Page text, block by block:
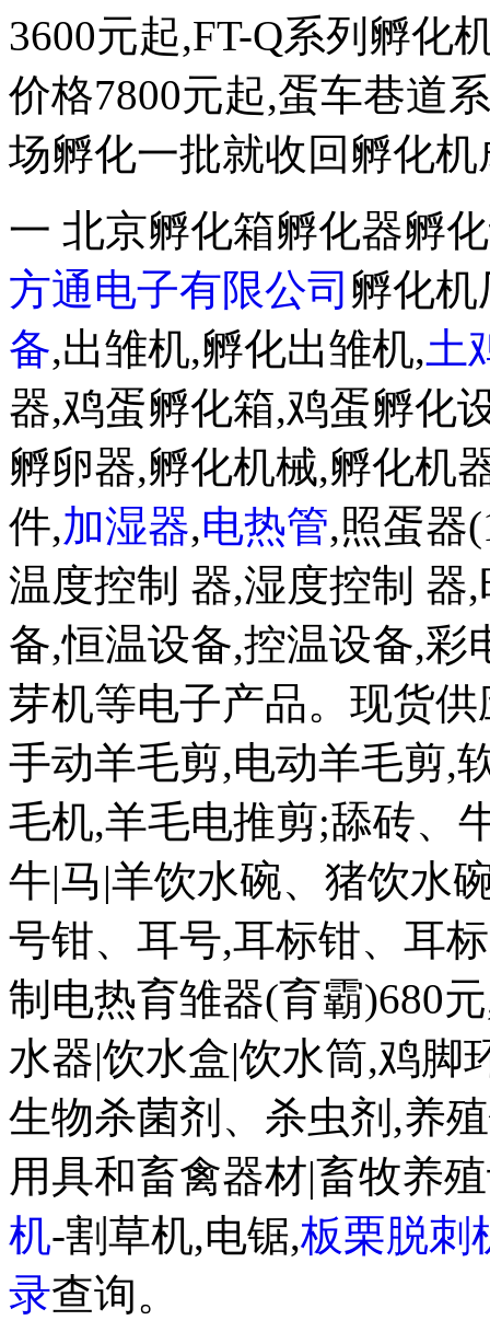
3600元起,FT-Q系列孵化
价格7800元起,蛋车巷道
场孵化一批就收回孵化
一 北京孵化箱孵化器孵
方通电子有限公司 孵化
备,出雏机,孵化出雏机,土
器,鸡蛋孵化箱,鸡蛋孵化
孵卵器,孵化机械,孵化机
件,加湿器,电热管,照蛋器
温度控制 器,湿度控制 器
备,恒温设备,控温设备,彩
芽机等电子产品。现货
手动羊毛剪,电动羊毛剪,
毛机,羊毛电推剪;舔砖、
牛|马|羊饮水碗、猪饮水
号钳、耳号,耳标钳、耳
制电热育雏器(育霸)680
水器|饮水盒|饮水筒,鸡脚
生物杀菌剂、杀虫剂,养
用具和畜禽器材|畜牧养
机-割草机,电锯,板栗脱刺
录查询。